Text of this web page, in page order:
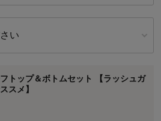
い
トップ＆ボトムセット 【ラッシュガ
スメ】